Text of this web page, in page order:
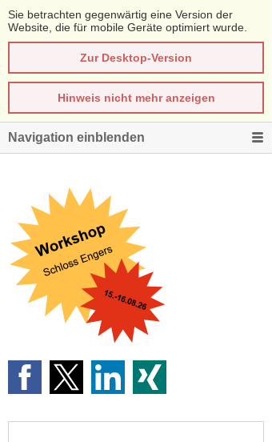
Sie betrachten gegenwärtig eine Version der
Website, die für mobile Geräte optimiert wurde.
Zur Desktop-Version
Hinweis nicht mehr anzeigen
Navigation einblenden